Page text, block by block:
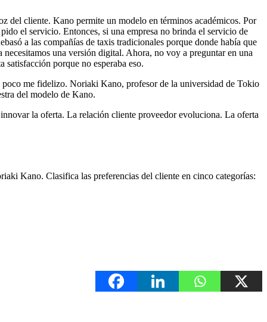
del cliente. Kano permite un modelo en términos académicos. Por
el servicio. Entonces, si una empresa no brinda el servicio de
a las compañías de taxis tradicionales porque donde había que
una versión digital. Ahora, no voy a preguntar en una
satisfacción porque no esperaba eso.
me fidelizo. Noriaki Kano, profesor de la universidad de Tokio
del modelo de Kano.
la oferta. La relación cliente proveedor evoluciona. La oferta
Kano. Clasifica las preferencias del cliente en cinco categorías: